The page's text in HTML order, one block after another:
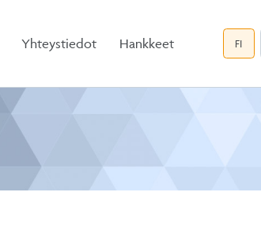
Yhteystiedot Hankkeet FI